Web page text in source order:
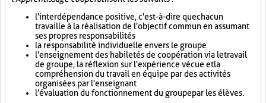
l'interdépendance positive, c'est-à-dire que chacun
travaille à la réalisation de l'objectif commun en assumant
ses propres responsabilités
la responsabilité individuelle envers le groupe
l'enseignement des habiletés de coopération via le travail
de groupe, la réflexion sur l'expérience vécue et la
compréhension du travail en équipe par des activités
organisées par l'enseignant
l'évaluation du fonctionnement du groupe par les élèves.